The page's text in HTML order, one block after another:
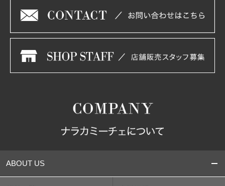
ABOUT US